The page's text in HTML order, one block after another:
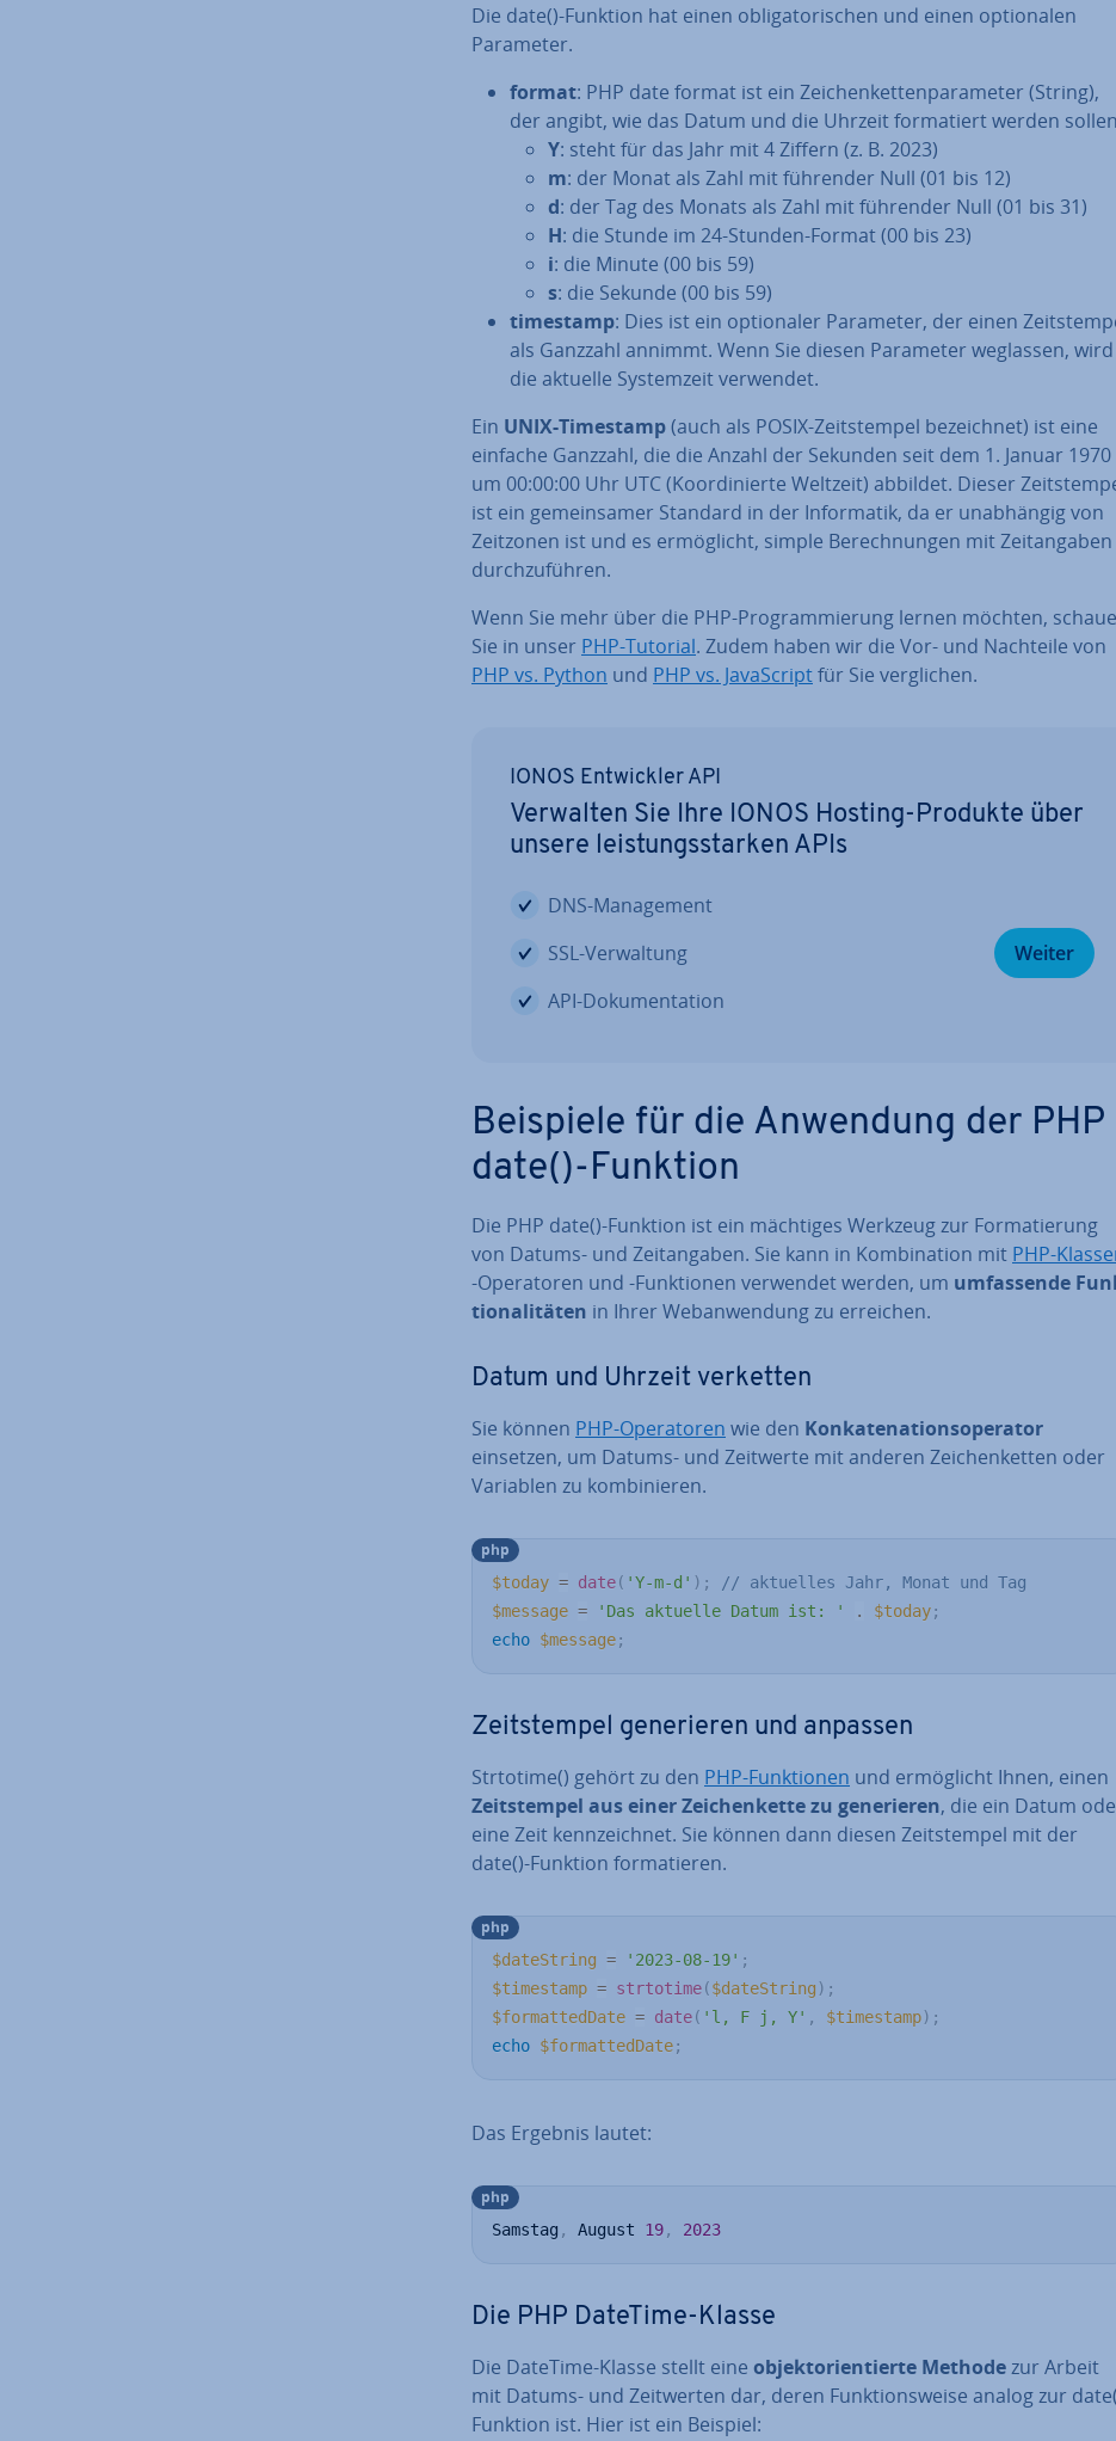
Die date()-Funktion hat einen ob­li­ga­to­ri­schen und einen op­tio­na­len
Parameter.
format: PHP date format ist ein Zei­chen­ket­ten­pa­ra­me­ter (String),
der angibt, wie das Datum und die Uhrzeit for­ma­tiert werden sollen
Y: steht für das Jahr mit 4 Ziffern (z. B. 2023)
m: der Monat als Zahl mit führender Null (01 bis 12)
d: der Tag des Monats als Zahl mit führender Null (01 bis 31)
H: die Stunde im 24-Stunden-Format (00 bis 23)
i: die Minute (00 bis 59)
s: die Sekunde (00 bis 59)
timestamp: Dies ist ein op­tio­na­ler Parameter, der einen
als Ganzzahl annimmt. Wenn Sie diesen Parameter weglassen, wird
die aktuelle Sys­tem­zeit verwendet.
Ein UNIX-Timestamp(auch als POSIX-Zeit­stem­pel be­zeich­net) ist eine
einfache Ganzzahl, die die Anzahl der Sekunden seit dem 1. Januar 1970
um 00:00:00 Uhr UTC (Ko­or­di­nier­te Weltzeit) abbildet. Dieser
ist ein ge­mein­sa­mer Standard in der In­for­ma­tik, da er un­ab­hän­gig von
Zeitzonen ist und es er­mög­licht, simple Be­rech­nun­gen mit Zeit­an­ga­ben
durch­zu­füh­ren.
Wenn Sie mehr über die PHP-Pro­gram­mie­rung lernen möchten,
Sie in unser PHP-Tutorial. Zudem haben wir die Vor- und Nachteile von
PHP vs. Python und PHP vs. Ja­va­Scriptfür Sie ver­gli­chen.
IONOS Ent­wick­ler API
Verwalten Sie Ihre IONOS Hosting-Produkte über
unsere leis­tungs­star­ken APIs
DNS-Ma­nage­ment
SSL-Ver­wal­tung
API-Do­ku­men­ta­ti­on
Weiter
Beispiele für die Anwendung der PHP
date()-Funktion
Die PHP date()-Funktion ist ein mächtiges Werkzeug zur For­ma­tie­rung
von Datums- und Zeit­an­ga­ben. Sie kann in Kom­bi­na­ti­on mit PHP-
-Ope­ra­to­ren und -Funk­tio­nen verwendet werden, um um­fas­sen­de
tio­na­li­tä­ten in Ihrer Web­an­wen­dung zu erreichen.
Datum und Uhrzeit verketten
Sie können PHP-Ope­ra­to­ren wie den Kon­ka­te­na­ti­ons­ope­ra­tor
einsetzen, um Datums- und Zeitwerte mit anderen Zei­chen­ket­ten oder
Variablen zu kom­bi­nie­ren.
$today = date( 'Y-m-d' ) ;
// aktuelles Jahr, Monat und Tag
$message = 'Das aktuelle Datum ist: ' . $today;
echo $message;
php
Zeit­stem­pel ge­ne­rie­ren und anpassen
Strtotime() gehört zu den PHP-Funk­tio­nen und er­mög­licht Ihnen, einen
Zeit­stem­pel aus einer Zei­chen­ket­te zu ge­ne­rie­ren, die ein Datum
eine Zeit kenn­zeich­net. Sie können dann diesen Zeit­stem­pel mit der
date()-Funktion for­ma­tie­ren.
$dateString = '2023-08-19' ;
$timestamp = strtotime($dateString ) ;
$formattedDate = date( 'l, F j, Y' , $timestamp) ;
echo $formattedDate;
php
Das Ergebnis lautet:
Samstag , August 19, 2023
php
Die PHP DateTime-Klasse
Die DateTime-Klasse stellt eine ob­jekt­ori­en­tier­te Methodezur Arbeit
mit Datums- und Zeit­wer­ten dar, deren Funk­ti­ons­wei­se analog zur
Funktion ist. Hier ist ein Beispiel: